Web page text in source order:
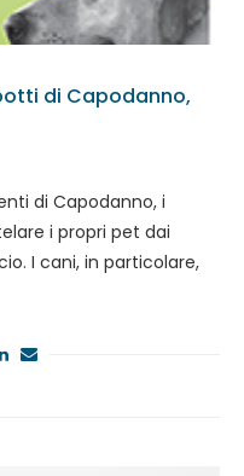
di Capodanno,
di Capodanno, i
i propri pet dai
I cani, in particolare,